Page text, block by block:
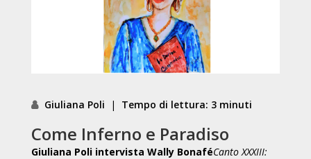
Giuliana Poli | Tempo di lettura: 3 minuti
Come Inferno e Paradiso
Giuliana Poli intervista Wally BonaféCanto XXXIII: